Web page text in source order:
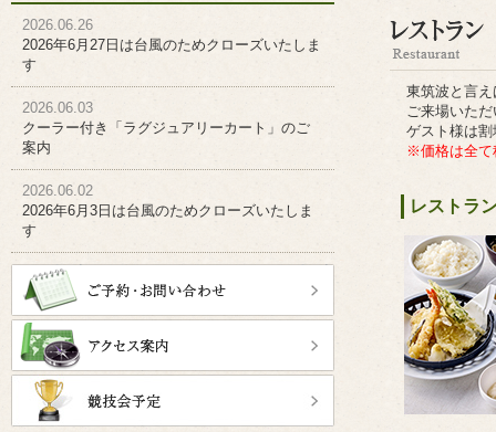
2026.06.26
2026年6月27日は台風のためクローズいたしま
す
2026.06.03
クーラー付き「ラグジュアリーカート」のご
案内
2026.06.02
2026年6月3日は台風のためクローズいたしま
す
東筑波と言
ご来場いた
ゲスト様は
※価格は全て
レストラ